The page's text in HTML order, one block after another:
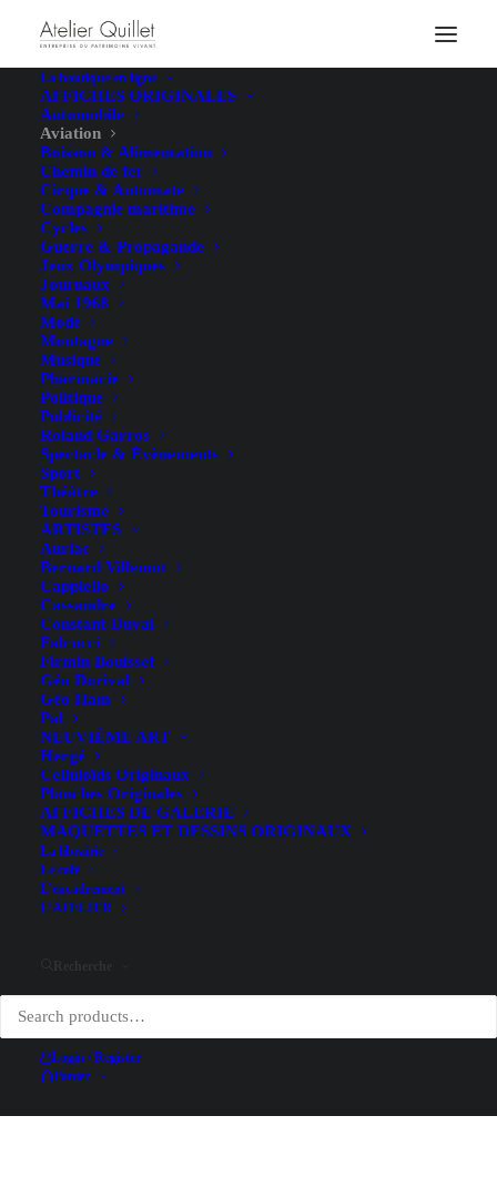
La boutique en ligne
AFFICHES ORIGINALES
Automobile
Aviation
Boisson & Alimentation
Chemin de fer
Cirque & Automate
Compagnie maritime
Cycles
Guerre & Propagande
Jeux Olympiques
Journaux
Mai 1968
Mode
Montagne
Musique
Pharmacie
Politique
Publicité
Roland Garros
Spectacle & Évènements
Sport
Théâtre
Tourisme
ARTISTES
Auriac
Bernard Villemot
Cappiello
Cassandre
Constant-Duval
Falcucci
Firmin Bouisset
Géo Dorival
Géo Ham
Pal
NEUVIÈME ART
Hergé
Celluloïds Originaux
Planches Originales
AFFICHES DE GALERIE
MAQUETTES ET DESSINS ORIGINAUX
La librairie
Le café
L’encadrement
L’ATELIER
Login / Register
Panier
Hide filters